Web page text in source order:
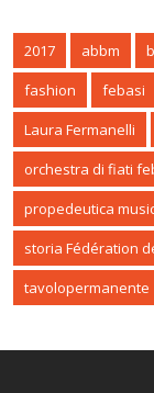
2017 abbm
fashion
febasi
Laura Fermanelli
orchestra di fiati
propedeutica
storia Fédération
tavolopermanente